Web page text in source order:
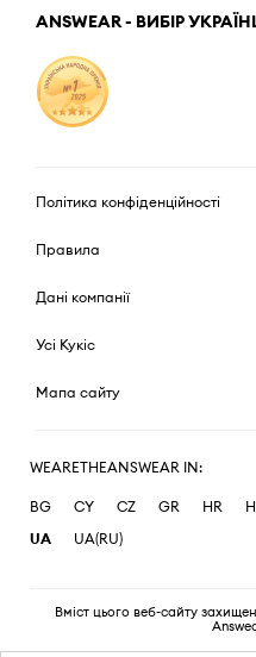
ANSWEAR - ВИБІР
Політика конфіденційності
Правила
Дані компанії
Усі Кукіс
Мапа сайту
WEARETHEANSWEAR IN:
BG CY CZ GR HR
UA
UA(RU)
Вміст цього веб-сайту